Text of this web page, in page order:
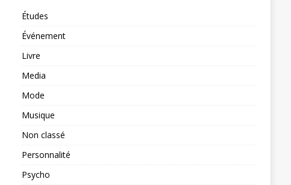
Études
Événement
Livre
Media
Mode
Musique
Non classé
Personnalité
Psycho